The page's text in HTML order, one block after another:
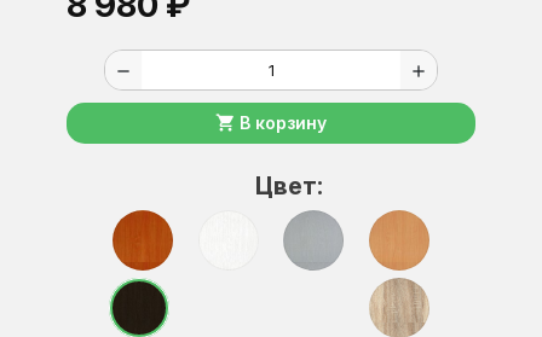
remove add
shopping_cart В корзину
Цвет: